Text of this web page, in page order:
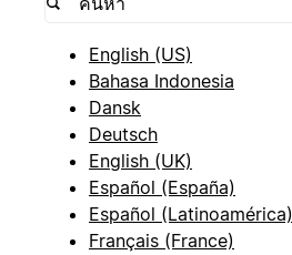
English (US)
Bahasa Indonesia
Dansk
Deutsch
English (UK)
Español (España)
Español (Latinoamérica)
Français (France)